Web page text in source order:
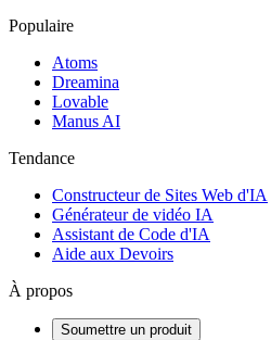
Populaire
Atoms
Dreamina
Lovable
Manus AI
Tendance
Constructeur de Sites Web d'IA
Générateur de vidéo IA
Assistant de Code d'IA
Aide aux Devoirs
À propos
Soumettre un produit